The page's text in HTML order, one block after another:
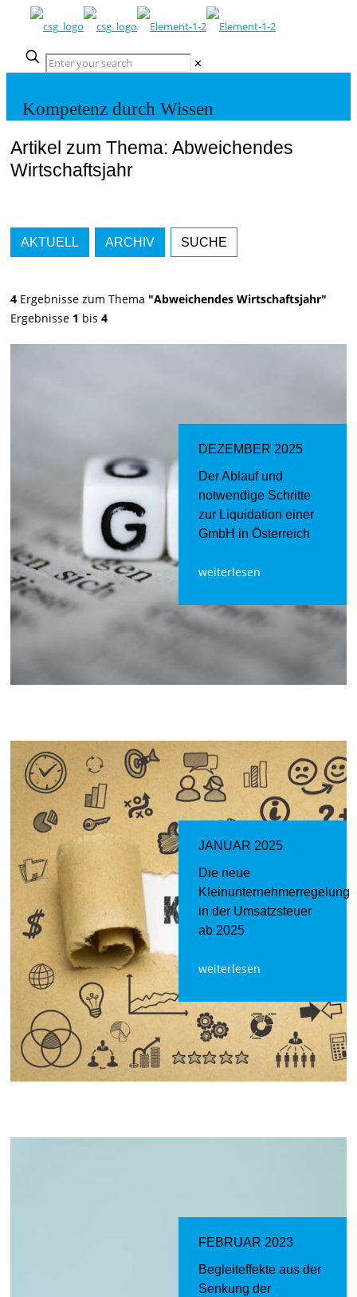
✕
Kompetenz durch Wissen
Artikel zum Thema: Abweichendes
Wirtschaftsjahr
AKTUELL ARCHIV SUCHE
4 Ergebnisse zum Thema "Abweichendes Wirtschaftsjahr"
Ergebnisse 1 bis 4
DEZEMBER 2025
Der Ablauf und
notwendige Schritte
zur Liquidation einer
GmbH in Österreich
weiterlesen
JANUAR 2025
Die neue
Kleinunternehmerregelung
in der Umsatzsteuer
ab 2025
weiterlesen
FEBRUAR 2023
Begleiteffekte aus der
Senkung der